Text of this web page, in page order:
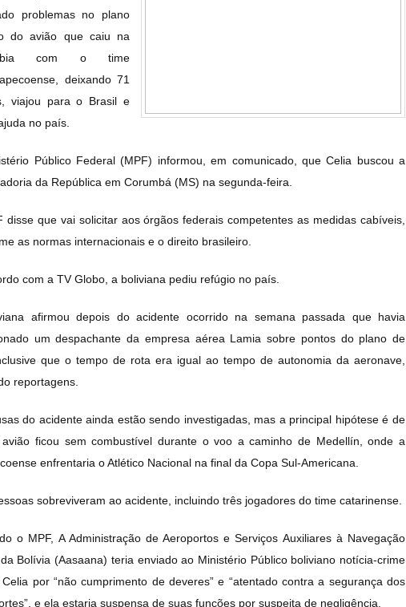
problemas no plano
do avião que caiu na
com o time
, deixando 71
viajou para o Brasil e
no país.
Público Federal (MPF) informou, em comunicado, que Celia buscou a
da República em Corumbá (MS) na segunda-feira.
disse que vai solicitar aos órgãos federais competentes as medidas cabíveis,
as normas internacionais e o direito brasileiro.
com a TV Globo, a boliviana pediu refúgio no país.
afirmou depois do acidente ocorrido na semana passada que havia
um despachante da empresa aérea Lamia sobre pontos do plano de
que o tempo de rota era igual ao tempo de autonomia da aeronave,
reportagens.
do acidente ainda estão sendo investigadas, mas a principal hipótese é de
ficou sem combustível durante o voo a caminho de Medellín, onde a
enfrentaria o Atlético Nacional na final da Copa Sul-Americana.
sobreviveram ao acidente, incluindo três jogadores do time catarinense.
o MPF, A Administração de Aeroportos e Serviços Auxiliares à Navegação
Bolívia (Aasaana) teria enviado ao Ministério Público boliviano notícia-crime
por “não cumprimento de deveres” e “atentado contra a segurança dos
e ela estaria suspensa de suas funções por suspeita de negligência.